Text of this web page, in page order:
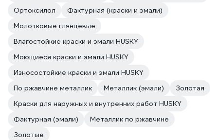
Ортоксилол
Фактурная (краски и эмали)
Молотковые глянцевые
Влагостойкие краски и эмали HUSKY
Моющиеся краски и эмали HUSKY
Износостойкие краски и эмали HUSKY
По ржавчине металлик
Металлик (эмали)
Золотая
Краски для наружных и внутренних работ HUSKY
Фактурная (эмали)
Металлик по ржавчине
Золотые